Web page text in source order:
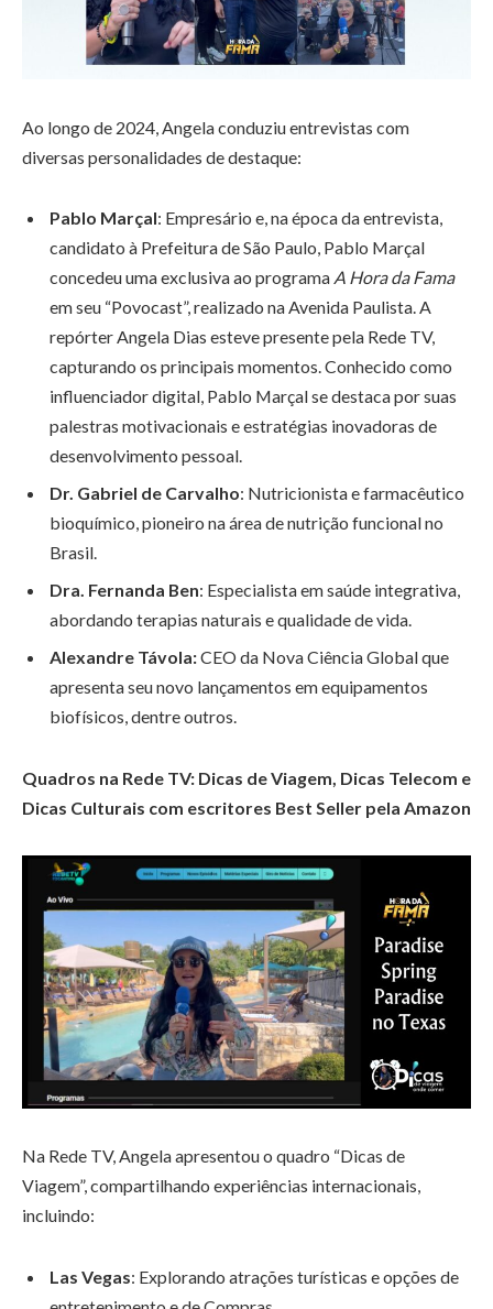
Ao longo de 2024, Angela conduziu entrevistas com
diversas personalidades de destaque:
Pablo Marçal: Empresário e, na época da entrevista,
candidato à Prefeitura de São Paulo, Pablo Marçal
concedeu uma exclusiva ao programa A Hora da Fama
em seu “Povocast”, realizado na Avenida Paulista. A
repórter Angela Dias esteve presente pela Rede TV,
capturando os principais momentos. Conhecido como
influenciador digital, Pablo Marçal se destaca por suas
palestras motivacionais e estratégias inovadoras de
desenvolvimento pessoal.
Dr. Gabriel de Carvalho: Nutricionista e farmacêutico
bioquímico, pioneiro na área de nutrição funcional no
Brasil.
Dra. Fernanda Ben: Especialista em saúde integrativa,
abordando terapias naturais e qualidade de vida.
Alexandre Távola:CEO da Nova Ciência Global que
apresenta seu novo lançamentos em equipamentos
biofísicos, dentre outros.
Quadros na Rede TV: Dicas de Viagem, Dicas Telecom e
Dicas Culturais com escritores Best Seller pela Amazon
Na Rede TV, Angela apresentou o quadro “Dicas de
Viagem”, compartilhando experiências internacionais,
incluindo:
Las Vegas: Explorando atrações turísticas e opções de